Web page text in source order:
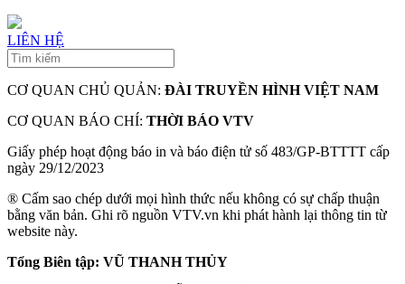
LIÊN HỆ
CƠ QUAN CHỦ QUẢN: ĐÀI TRUYỀN HÌNH VIỆT NAM
CƠ QUAN BÁO CHÍ: THỜI BÁO VTV
Giấy phép hoạt động báo in và báo điện tử số 483/GP-BTTTT cấp
ngày 29/12/2023
® Cấm sao chép dưới mọi hình thức nếu không có sự chấp thuận
bằng văn bản. Ghi rõ nguồn VTV.vn khi phát hành lại thông tin từ
website này.
Tổng Biên tập: VŨ THANH THỦY